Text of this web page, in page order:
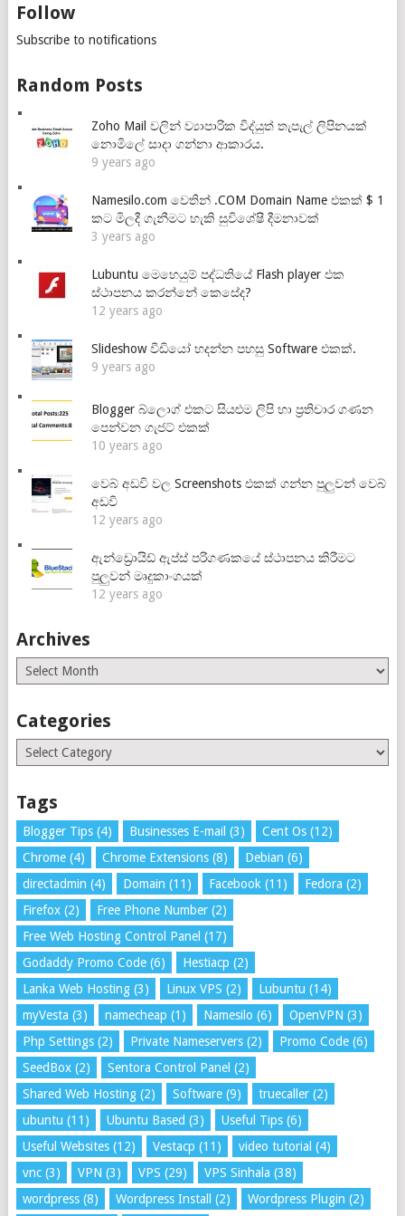
Follow
Subscribe to notifications
Random Posts
Zoho Mail වලින් ව්‍යාපාරික විද්යුත් තැපැල් ලිපිනයක්
නොමිලේ සාදා ගන්නා ආකාරය.
9 years ago
Namesilo.com වෙතින් .COM Domain Name එකක් $ 1
කට මිලදී ගැනීමට හැකි සුවිශේෂී දීමනාවක්
3 years ago
Lubuntu මෙහෙයුම් පද්ධතියේ Flash player එක
ස්ථාපනය කරන්නේ කෙසේද?
12 years ago
Slideshow වීඩියෝ හදන්න පහසු Software එකක්.
9 years ago
Blogger බ්ලොග් එකට සියළුම ලිපි හා ප්‍රතිචාර ගණන
පෙන්වන ගැජට් එකක්
10 years ago
වෙබ් අඩවි වල Screenshots එකක් ගන්න පුලුවන් වෙබ්
අඩවි
12 years ago
ඇන්ඩ්‍රොයිඩ් ඇප්ස් පරිගණකයේ ස්ථාපනය කිරීමට
පුලුවන් මෘදුකාංගයක්
12 years ago
Archives
Archives
Categories
Categories
Tags
Blogger Tips(4) Businesses E-mail (3) Cent Os(12)
Chrome(4) Chrome Extensions(8) Debian (6)
directadmin (4) Domain (11) Facebook (11) Fedora (2)
Firefox(2) Free Phone Number(2)
Free Web Hosting Control Panel (17)
Godaddy Promo Code(6) Hestiacp (2)
Lanka Web Hosting(3) Linux VPS (2) Lubuntu (14)
myVesta (3) namecheap (1) Namesilo (6) OpenVPN (3)
Php Settings(2) Private Nameservers(2) Promo Code(6)
SeedBox(2) Sentora Control Panel (2)
Shared Web Hosting(2) Software(9) truecaller(2)
ubuntu (11) Ubuntu Based (3) Useful Tips(6)
Useful Websites(12) Vestacp (11) video tutorial (4)
vnc(3) VPN (3) VPS (29) VPS Sinhala (38)
wordpress(8) Wordpress Install (2) Wordpress Plugin (2)